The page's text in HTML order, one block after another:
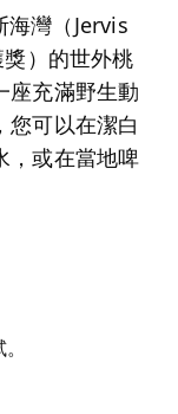
灣（Jervis
）的世外桃
座充滿野生動
您可以在潔白
，或在當地啤